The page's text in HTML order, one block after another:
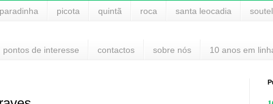
picota quintã roca santa leocadia
pontos de interesse contactos sobre nós 10 anos em